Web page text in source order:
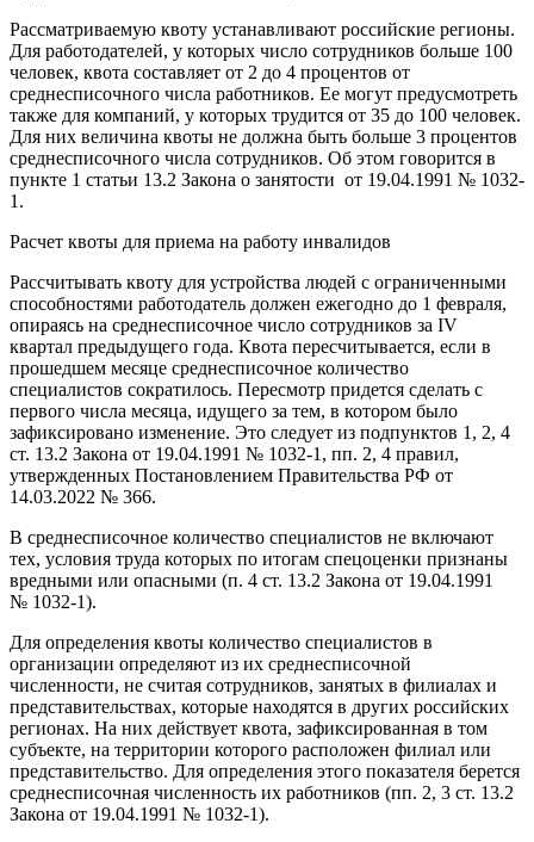
Рассматриваемую квоту устанавливают российские регионы.
Для работодателей, у которых число сотрудников больше 100
человек, квота составляет от 2 до 4 процентов от
среднесписочного числа работников. Ее могут предусмотреть
также для компаний, у которых трудится от 35 до 100 человек.
Для них величина квоты не должна быть больше 3 процентов
среднесписочного числа сотрудников. Об этом говорится в
пункте 1 статьи 13.2 Закона о занятости от 19.04.1991 № 1032-
1.
Расчет квоты для приема на работу инвалидов
Рассчитывать квоту для устройства людей с ограниченными
способностями работодатель должен ежегодно до 1 февраля,
опираясь на среднесписочное число сотрудников за IV
квартал предыдущего года. Квота пересчитывается, если в
прошедшем месяце среднесписочное количество
специалистов сократилось. Пересмотр придется сделать с
первого числа месяца, идущего за тем, в котором было
зафиксировано изменение. Это следует из подпунктов 1, 2, 4
ст. 13.2 Закона от 19.04.1991 № 1032-1, пп. 2, 4 правил,
утвержденных Постановлением Правительства РФ от
14.03.2022 № 366.
В среднесписочное количество специалистов не включают
тех, условия труда которых по итогам спецоценки признаны
вредными или опасными (п. 4 ст. 13.2 Закона от 19.04.1991
№ 1032-1).
Для определения квоты количество специалистов в
организации определяют из их среднесписочной
численности, не считая сотрудников, занятых в филиалах и
представительствах, которые находятся в других российских
регионах. На них действует квота, зафиксированная в том
субъекте, на территории которого расположен филиал или
представительство. Для определения этого показателя берется
среднесписочная численность их работников (пп. 2, 3 ст. 13.2
Закона от 19.04.1991 № 1032-1).